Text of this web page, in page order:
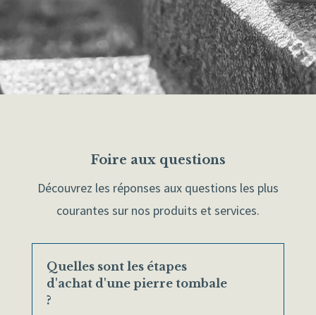
Foire aux questions
Découvrez les réponses aux questions les plus
courantes sur nos produits et services.
Quelles sont les étapes
d'achat d'une pierre tombale
?